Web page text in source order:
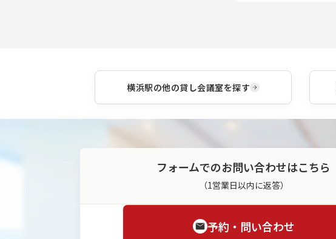
横浜駅の他の貸し会議室を探す
フォームでのお問い合わせはこちら
（1営業日以内に返答）
予約・問い合わせ